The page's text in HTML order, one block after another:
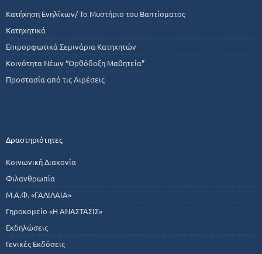
Κατήχηση Ενηλίκων/ Το Μυστήριο του Βαπτίσματος
Κατηχητικά
Επιμορφωτικά Σεμινάρια Κατηχητών
Κοινότητα Νέων “Ορθόδοξη Μαθητεία”
Προστασία από τις Αιρέσεις
Δραστηριότητες
Κοινωνική Διακονία
Φιλανθρωπία
Μ.Α.Φ. «ΓΑΛΙΛΑΙΑ»
Γηροκομείο «Η ΑΝΑΣΤΑΣΙΣ»
Εκδηλώσεις
Γενικές Εκδόσεις